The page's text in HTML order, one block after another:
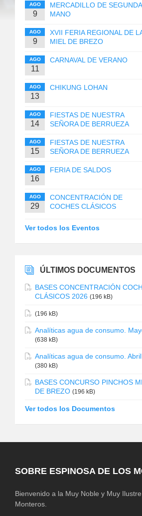
AGO
9
MERCADILLO DE SEGUNDA
MANO
AGO
9
XVII FERIA REGIONAL DE
MIEL DE BREZO
AGO
11
CARNAVAL DE VERANO
AGO
13
CHIKUNG LOHAN
AGO
14
FIESTAS DE NUESTRA
SEÑORA DE BERRUEZA
AGO
15
FIESTAS DE NUESTRA
SEÑORA DE BERRUEZA
AGO
16
FERIA DE SALDOS
AGO
29
CONCENTRACIÓN DE
COCHES CLÁSICOS
Ver todos los Eventos
ÚLTIMOS DOCUMENTOS
BASES CONCENTRACIÓN
CLÁSICOS 2026 (196 kB)
(196 kB)
Analíticas agua de consumo.
(638 kB)
Analíticas agua de consumo. Abril
(380 kB)
BASES CONCURSO PINCHOS
DE BREZO (196 kB)
Ver todos los Documentos
SOBRE ESPINOSA DE LOS
Bienvenido a la Muy Noble y Muy
Monteros.